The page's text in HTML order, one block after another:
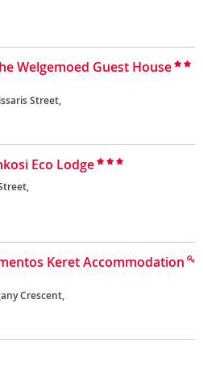
Welgemoed Guest House
Street,
Eco Lodge
Keret Accommodation
Crescent,